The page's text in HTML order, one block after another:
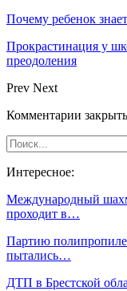
Почему ребенок
Прокрастинация у
преодоления
Prev Next
Комментарии
Интересное:
Международный
проходит в…
Партию
пытались…
ДТП в Брестской